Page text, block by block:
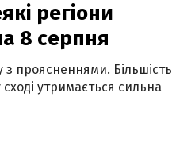
регіони
8 серпня
з проясненнями. Більшість
утримається сильна